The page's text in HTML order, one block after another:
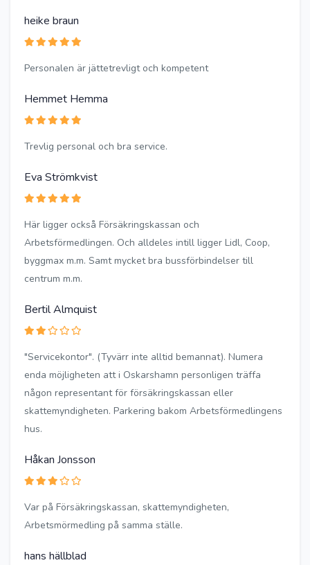
heike braun
Personalen är jättetrevligt och kompetent
Hemmet Hemma
Trevlig personal och bra service.
Eva Strömkvist
Här ligger också Försäkringskassan och
Arbetsförmedlingen. Och alldeles intill ligger Lidl, Coop,
byggmax m.m. Samt mycket bra bussförbindelser till
centrum m.m.
Bertil Almquist
"Servicekontor". (Tyvärr inte alltid bemannat). Numera
enda möjligheten att i Oskarshamn personligen träffa
någon representant för försäkringskassan eller
skattemyndigheten. Parkering bakom Arbetsförmedlingens
hus.
Håkan Jonsson
Var på Försäkringskassan, skattemyndigheten,
Arbetsmörmedling på samma ställe.
hans hällblad